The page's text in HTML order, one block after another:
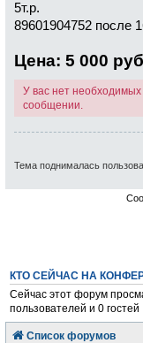
и
е
5т.р.
89601904752 после
Цена: 5 000
У вас нет
сообщении.
Тема поднималась
КТО СЕЙЧАС НА
Сейчас этот форум
пользователей и 0 гостей
Список форумов